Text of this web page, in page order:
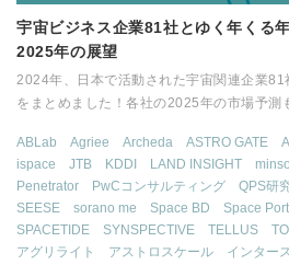
宇宙ビジネス企業81社とゆく年くる
2025年の展望
2024年、日本で活動された宇宙関連企業81
をまとめました！各社の2025年の市場予測
ABLab Agriee Archeda ASTRO GATE
ispace
JTB KDDI LAND INSIGHT
Penetrator
PwCコンサルティング QPS研
SEESE
sorano me Space BD Space
SPACETIDE
SYNSPECTIVE TELLUS
アグリライト
アストロスケール
インター